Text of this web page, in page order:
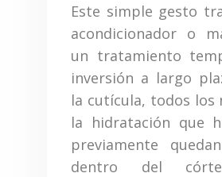
Este simple gesto
acondicionador o
un tratamiento
inversión a largo
la cutícula, todos los
la hidratación que
previamente
dentro del